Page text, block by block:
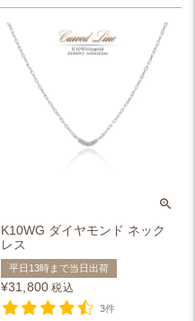
K10WG ダイヤモンド ネック
レス
平日13時まで当日出荷
¥31,800 税込
3件